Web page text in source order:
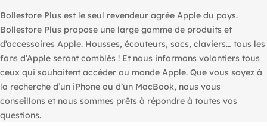
Bollestore Plus est le seul revendeur agrée Apple du pays.
Bollestore Plus propose une large gamme de produits et
d’accessoires Apple. Housses, écouteurs, sacs, claviers… tous les
fans d’Apple seront comblés ! Et nous informons volontiers tous
ceux qui souhaitent accéder au monde Apple. Que vous soyez à
la recherche d’un iPhone ou d’un MacBook, nous vous
conseillons et nous sommes prêts à répondre à toutes vos
questions.